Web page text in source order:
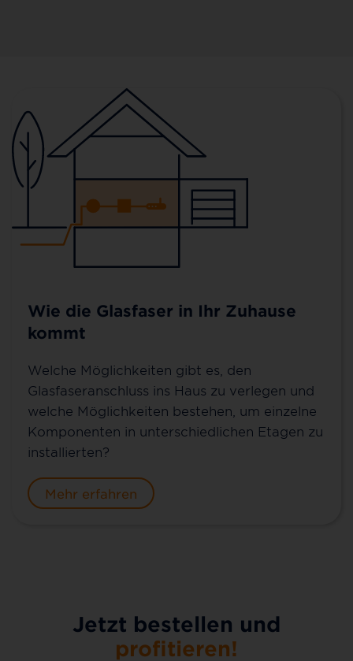
Wie die Glasfaser in Ihr Zuhause
kommt
Welche Möglichkeiten gibt es, den
Glasfaseranschluss ins Haus zu verlegen und
welche Möglichkeiten bestehen, um einzelne
Komponenten in unterschiedlichen Etagen zu
installierten?
Mehr erfahren
Jetzt bestellen und
profitieren!